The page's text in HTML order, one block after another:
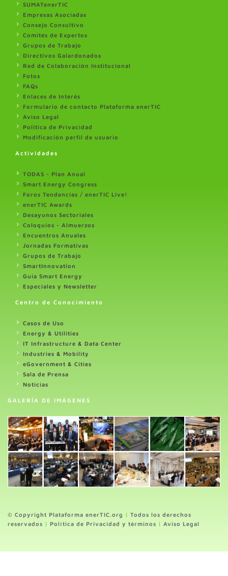
SUMATenerTIC
Empresas Asociadas
Consejo Consultivo
Comités de Expertos
Grupos de Trabajo
Directivos Galardonados
Red de Colaboración Institucional
Fotos
FAQs
Enlaces de Interés
Formulario de contacto Plataforma enerTIC
Aviso Legal
Politica de Privacidad
Modificación perfil de usuario
Actividades
TODAS - Plan Anual
Smart Energy Congress
Foros Tendencias / enerTIC Live!
enerTIC Awards
Desayunos Sectoriales
Coloquios - Almuerzos
Encuentros Anuales
Jornadas Formativas
Grupos de Trabajo
SmartInnovation
Guia Smart Energy
Especiales y Newsletter
Centro de Conocimiento
Casos de Uso
Energy & Utilities
IT Infrastructure & Data Center
Industries & Mobility
eGovernment & Cities
Sala de Prensa
Noticias
GALERÍA DE IMÁGENES
© Copyright Plataforma enerTIC.org | Todos los derechos
reservados | Política de Privacidad y términos | Aviso Legal